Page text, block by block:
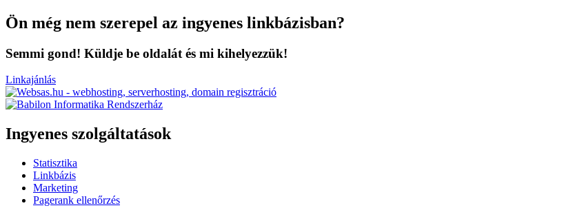
Ön még nem szerepel az ingyenes linkbázisban?
Semmi gond! Küldje be oldalát és mi kihelyezzük!
Linkajánlás
Ingyenes szolgáltatások
Statisztika
Linkbázis
Marketing
Pagerank ellenőrzés